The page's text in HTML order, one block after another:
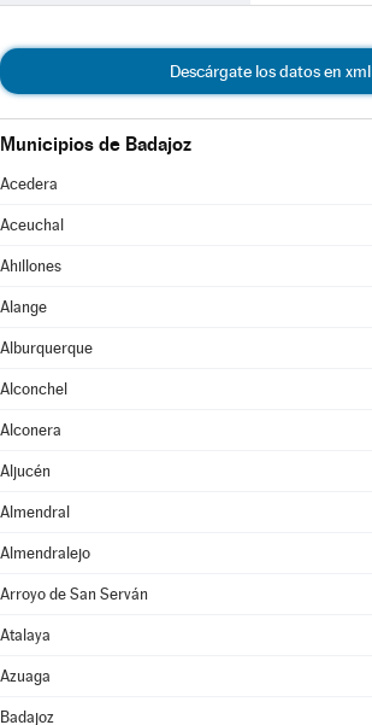
Descárgate los datos en xml
Municipios de Badajoz
Acedera
Aceuchal
Ahillones
Alange
Alburquerque
Alconchel
Alconera
Aljucén
Almendral
Almendralejo
Arroyo de San Serván
Atalaya
Azuaga
Badajoz